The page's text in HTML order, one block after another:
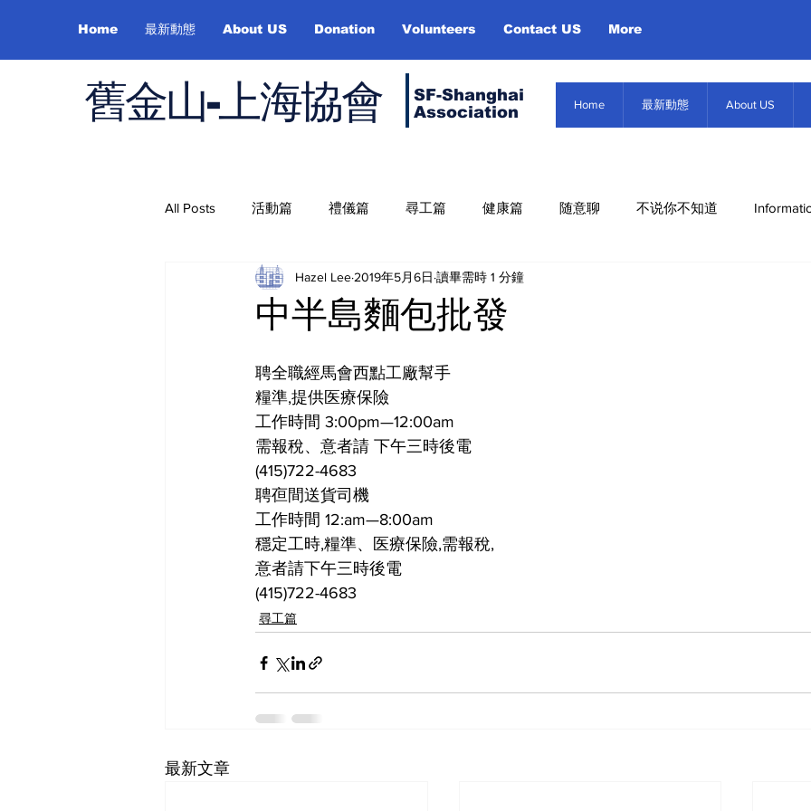
Home 最新動態 About US Donation Volunteers Contact US More
舊金山-上海協會
SF-Shanghai
Association
Home 最新動態 About US
All Posts 活動篇 禮儀篇 尋工篇 健康篇 随意聊 不说你不知道
Job Hunting On Health Misc. Infor About US
中半島麵包批發
Hazel Lee 2019年5月6日 讀畢需時 1 分鐘
聘全職經馬會西點工廠幫手
糧準,提供医療保險
工作時間 3:00pm—12:00am
需報稅、意者請 下午三時後電
(415)722-4683
聘亱間送貨司機
工作時間 12:am—8:00am
穩定工時,糧準、医療保險,需報稅,
意者請下午三時後電
(415)722-4683
尋工篇
最新文章